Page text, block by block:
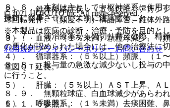
８．６． 本剤は主として中枢神経系に作用
操作に従事させないように注意すること。
８．７． 前治療薬からの切り替えの際、精
の悪化が認められた場合には、他の治療法に
８．８． 投与量の急激な減少ないし投与の
に行うこと。
８．９． 無顆粒球症、白血球減少があらわ
１．１．６参照〕。
２）． 錐体外路症状：（５％以上）アカシ
球回転発作、（頻度不明）構語障害、錐体外
３）． 血液：（１％未満）顆粒球減少、（
４）． 循環器系：（５％以上）頻脈、（１
電図ＱＴ延長。
５）． 肝臓：（５％以上）ＡＳＴ上昇、Ａ
６）． 呼吸器系：（１％未満）去痰困難、
© 2021 HOKUTO Inc. All rights reserved.
※本製品は疾病の診断・治療・予防を目的と
利用規約プライバシーポリシーお問い合わせ